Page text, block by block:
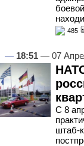
485
— 18:51 — 07
С 8
штаб-